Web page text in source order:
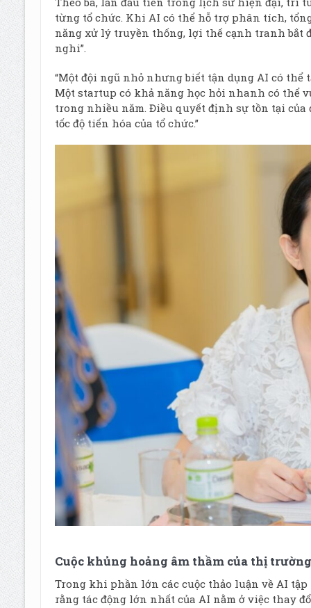
từng tổ chức. Khi AI có thể hỗ trợ phân tích,
năng xử lý truyền thống, lợi thế cạnh tranh bắt
nghi”.
“Một đội ngũ nhỏ nhưng biết tận dụng AI có
Một startup có khả năng học hỏi nhanh có thể
trong nhiều năm. Điều quyết định sự tồn tại
tốc độ tiến hóa của tổ chức.”
Cuộc khủng hoảng âm thầm của thị
Trong khi phần lớn các cuộc thảo luận về AI tập
rằng tác động lớn nhất của AI nằm ở việc thay